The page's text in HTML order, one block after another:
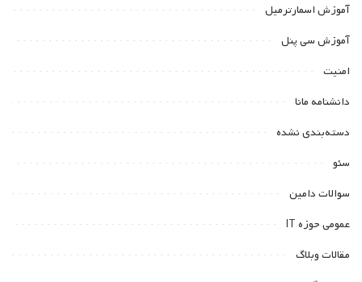
آموزش اسمارترمیل
آموزش سی پنل
امنیت
دانشنامه مانا
دسته‌بندی نشده
سئو
سوالات دامین
عمومی حوزه IT
مقالات وبلاگ